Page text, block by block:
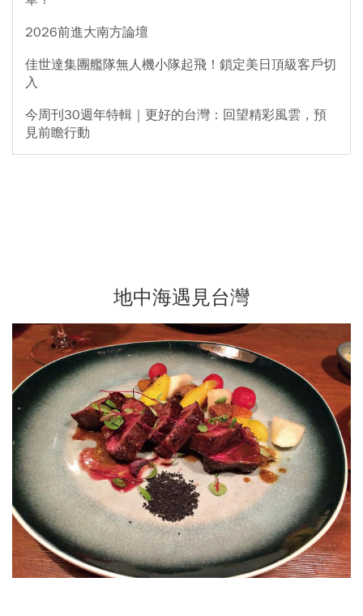
2026前進大南方論壇
佳世達集團艦隊無人機小隊起飛！鎖定美日頂級客戶切
入
今周刊30週年特輯｜更好的台灣：回望精彩風雲，預
見前瞻行動
地中海遇見台灣